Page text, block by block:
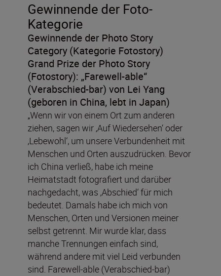
Gewinnende der Foto-
Kategorie
Gewinnende der Photo Story
Category (Kategorie Fotostory)
Grand Prize der Photo Story
(Fotostory): „Farewell-able“
(Verabschied-bar) von Lei Yang
(geboren in China, lebt in Japan)
„Wenn wir von einem Ort zum anderen
ziehen, sagen wir ‚Auf Wiedersehen‘ oder
‚Lebewohl‘, um unsere Verbundenheit mit
Menschen und Orten auszudrücken. Bevor
ich China verließ, habe ich meine
Heimatstadt fotografiert und darüber
nachgedacht, was ‚Abschied‘ für mich
bedeutet. Damals habe ich mich von
Menschen, Orten und Versionen meiner
selbst getrennt. Mir wurde klar, dass
manche Trennungen einfach sind,
während andere mit viel Leid verbunden
sind. Farewell-able (Verabschied-bar)